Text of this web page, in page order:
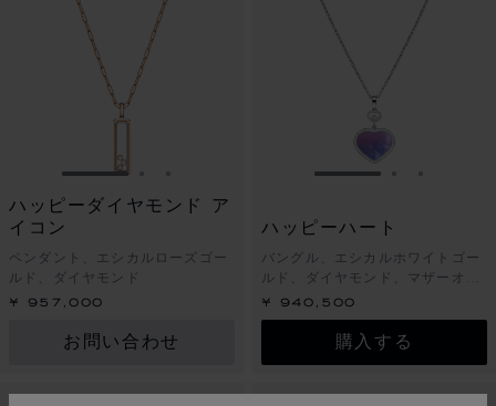
スライドに移動 1スライドに移動 3
ハッピーダイヤモンド ア
イコン
ペンダント、エシカルローズゴー
ルド、ダイヤモンド
¥ 957,000
お問い合わせ
スライドに移動 1
ハッピーハート
バングル、エシカルホワイトゴー
ルド、ダイヤモンド、マザーオブ
パール
¥ 940,500
購入する